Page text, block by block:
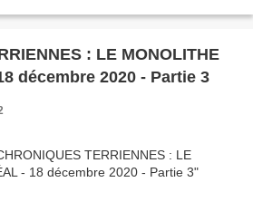
: LE MONOLITHE
décembre 2020 - Partie 3